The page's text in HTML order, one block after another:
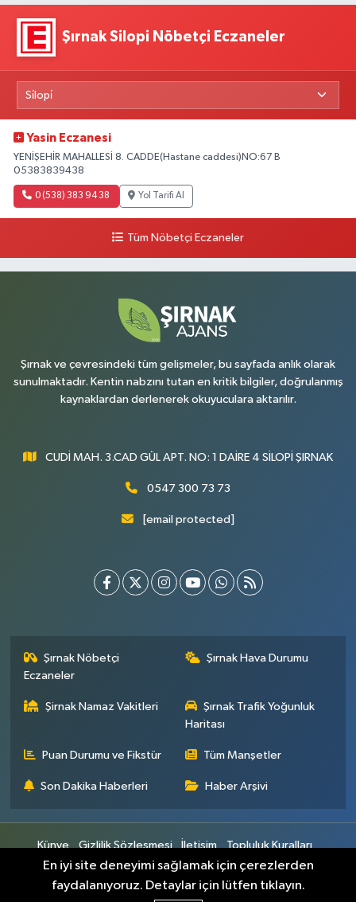
Şırnak Silopi Nöbetçi Eczaneler
Yasin Eczanesi
YENİŞEHİR MAHALLESİ 8. CADDE(Hastane caddesi)NO:67 B
05383839438
0 (538) 383 94 38 Yol Tarifi Al
Tüm Nöbetçi Eczaneler
Şırnak ve çevresindeki tüm gelişmeler, bu sayfada anlık olarak
sunulmaktadır. Kentin nabzını tutan en kritik bilgiler, doğrulanmış
kaynaklardan derlenerek okuyuculara aktarılır.
CUDİ MAH. 3.CAD GÜL APT. NO: 1 DAİRE 4 SİLOPİ ŞIRNAK
0547 300 73 73
[email protected]
Şırnak Nöbetçi
Eczaneler
Şırnak Hava Durumu
Şirnak Namaz Vakitleri
Şırnak Trafik Yoğunluk
Haritası
Puan Durumu ve Fikstür Tüm Manşetler
Son Dakika Haberleri Haber Arşivi
Künye Gizlilik Sözleşmesi İletişim
Topluluk Kuralları
Yayın İlkeleri
En iyi site deneyimi sağlamak için çerezlerden
faydalanıyoruz. Detaylar için lütfen tıklayın.